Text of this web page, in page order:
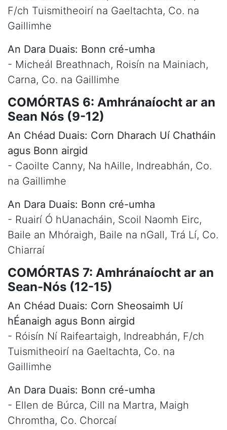
F/ch Tuismitheoirí na Gaeltachta, Co. na
Gaillimhe
An Dara Duais: Bonn cré-umha
- Micheál Breathnach, Roisín na Mainiach,
Carna, Co. na Gaillimhe
COMÓRTAS 6: Amhránaíocht ar an
Sean Nós (9-12)
An Chéad Duais: Corn Dharach Uí Chatháin
agus Bonn airgid
- Caoilte Canny, Na hAille, Indreabhán, Co.
na Gaillimhe
An Dara Duais: Bonn cré-umha
- Ruairí Ó hUanacháin, Scoil Naomh Eirc,
Baile an Mhóraigh, Baile na nGall, Trá Lí, Co.
Chiarraí
COMÓRTAS 7: Amhránaíocht ar an
Sean-Nós (12-15)
An Chéad Duais: Corn Sheosaimh Uí
hÉanaigh agus Bonn airgid
- Róisín Ní Raifeartaigh, Indreabhán, F/ch
Tuismitheoirí na Gaeltachta, Co. na
Gaillimhe
An Dara Duais: Bonn cré-umha
- Ellen de Búrca, Cill na Martra, Maigh
Chromtha, Co. Chorcaí